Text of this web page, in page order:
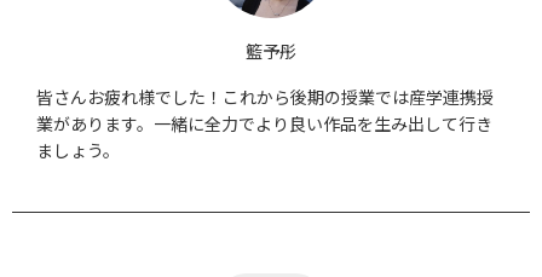
籃予彤
皆さんお疲れ様でした！これから後期の授業では産学連携授
業があります。一緒に全力でより良い作品を生み出して行き
ましょう。